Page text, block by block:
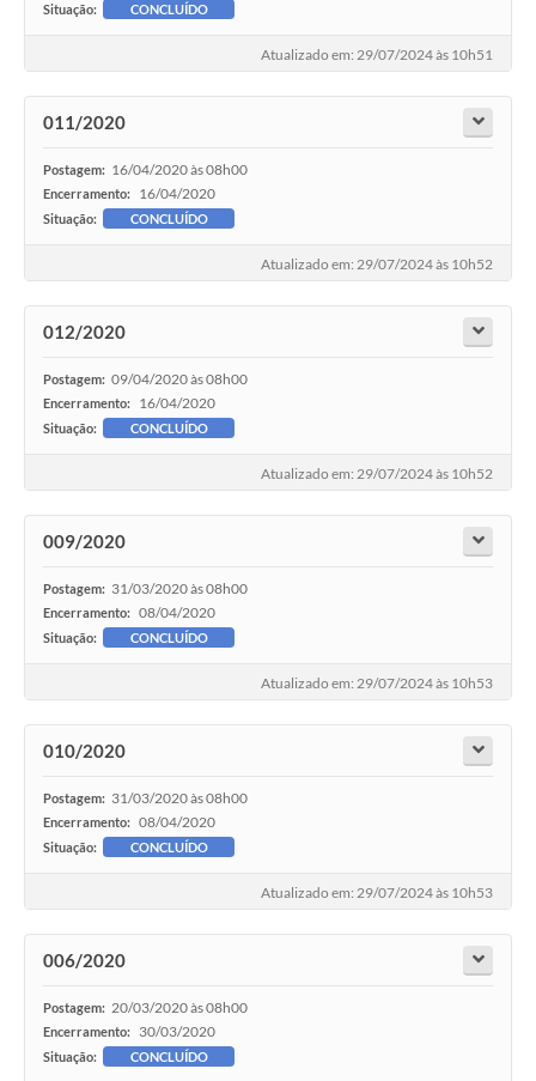
Serviços Online
Telefones Úteis
Enquete
Jornal
Agenda
Diário Oficial
Situação: CONCLUÍDO
Atualizado em: 29/07/2024 às 10h51
011/2020
Postagem: 16/04/2020 às 08h00
Encerramento: 16/04/2020
Situação: CONCLUÍDO
Atualizado em: 29/07/2024 às 10h52
012/2020
Postagem: 09/04/2020 às 08h00
Encerramento: 16/04/2020
Situação: CONCLUÍDO
Atualizado em: 29/07/2024 às 10h52
009/2020
Postagem: 31/03/2020 às 08h00
Encerramento: 08/04/2020
Situação: CONCLUÍDO
Atualizado em: 29/07/2024 às 10h53
010/2020
Postagem: 31/03/2020 às 08h00
Encerramento: 08/04/2020
Situação: CONCLUÍDO
Atualizado em: 29/07/2024 às 10h53
006/2020
Postagem: 20/03/2020 às 08h00
Encerramento: 30/03/2020
Situação: CONCLUÍDO